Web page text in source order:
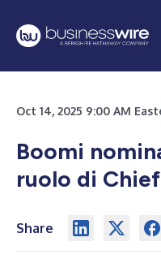
Oct 14, 2025 9:00 AM
Boomi
ruolo di
Share